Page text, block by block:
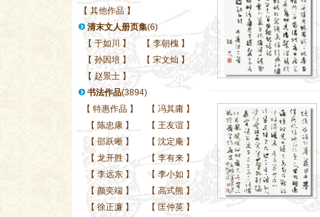
【 其他作品 】
清末文人册页集(6)
【 于如川 】 【 李朝槐 】
【 孙因培 】 【 宋文灿 】
【 赵景士 】
书法作品(3894)
【 特惠作品】 【 冯其庸 】
【 陈忠康】 【 王友谊 】
【 邵跃晰】 【 沈定庵 】
【 龙开胜】 【 李有来 】
【 李远东】 【 李小如 】
【 颜奕端】 【 高式熊 】
【 徐正濂】 【 匡仲英 】